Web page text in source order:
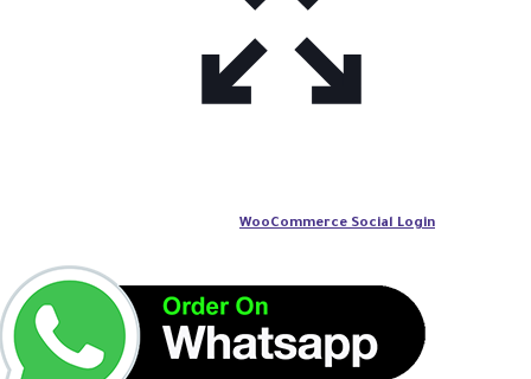
WooCommerce Social Login